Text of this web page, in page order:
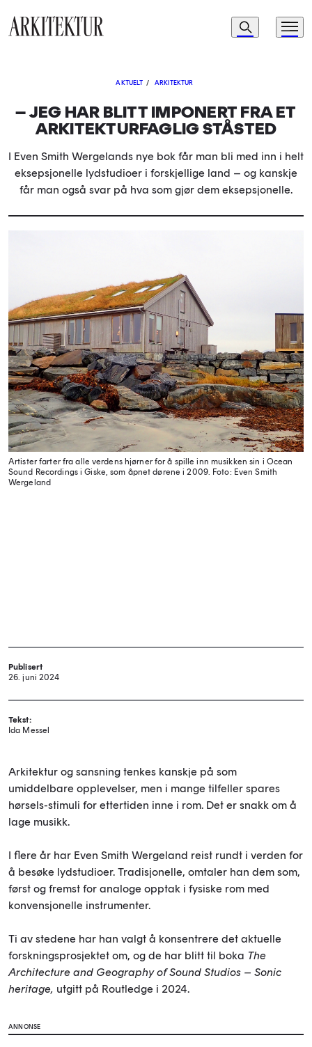
Navigasjon
Søk Meny
AKTUELT / ARKITEKTUR
– JEG HAR BLITT IMPONERT FRA ET
ARKITEKTURFAGLIG STÅSTED
I Even Smith Wergelands nye bok får man bli med inn i helt
eksepsjonelle lydstudioer i forskjellige land – og kanskje
får man også svar på hva som gjør dem eksepsjonelle.
Artister farter fra alle verdens hjørner for å spille inn musikken sin i Ocean
Sound Recordings i Giske, som åpnet dørene i 2009. Foto: Even Smith
Wergeland
Publisert
26. juni 2024
Tekst:
Ida Messel
Arkitektur og sansning tenkes kanskje på som
umiddelbare opplevelser, men i mange tilfeller spares
hørsels-stimuli for ettertiden inne i rom. Det er snakk om å
lage musikk.
I flere år har Even Smith Wergeland reist rundt i verden for
å besøke lydstudioer. Tradisjonelle, omtaler han dem som,
først og fremst for analoge opptak i fysiske rom med
konvensjonelle instrumenter.
Ti av stedene har han valgt å konsentrere det aktuelle
forskningsprosjektet om, og de har blitt til boka The
Architecture and Geography of Sound Studios – Sonic
heritage, utgitt på Routledge i 2024.
ANNONSE